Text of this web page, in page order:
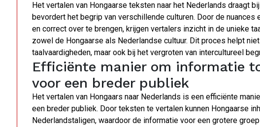
Het vertalen van Hongaarse teksten naar het Nederlands draagt
bevordert het begrip van verschillende culturen. Door de
en correct over te brengen, krijgen vertalers inzicht in de unieke
zowel de Hongaarse als Nederlandse cultuur. Dit proces helpt
taalvaardigheden, maar ook bij het vergroten van intercultureel
Efficiënte manier om informatie
voor een breder publiek
Het vertalen van Hongaars naar Nederlands is een efficiënte
een breder publiek. Door teksten te vertalen kunnen Hongaarse
Nederlandstaligen, waardoor de informatie voor een grotere